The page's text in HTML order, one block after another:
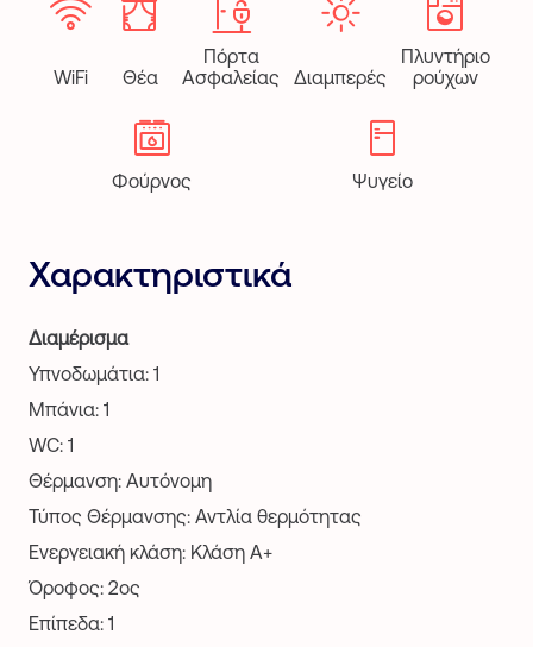
Χαρακτηριστικά
Διαμέρισμα
Υπνοδωμάτια: 1
Μπάνια: 1
WC: 1
Θέρμανση: Αυτόνομη
Τύπος Θέρμανσης: Αντλία θερμότητας
Ενεργειακή κλάση: Κλάση Α+
Όροφος: 2ος
Επίπεδα: 1
WiFi Θέα
Πόρτα
Ασφαλείας
Διαμπερές
Πλυντήριο
ρούχων
Φούρνος Ψυγείο